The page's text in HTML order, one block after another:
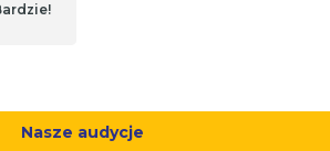
Nasze audycje